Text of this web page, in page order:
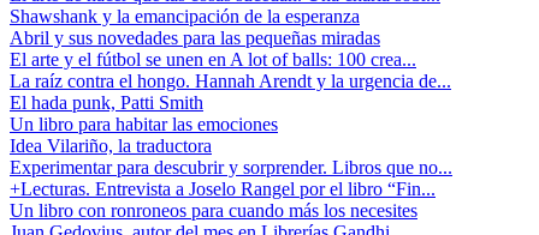
Shawshank y la emancipación de la esperanza
Abril y sus novedades para las pequeñas miradas
El arte y el fútbol se unen en A lot of balls: 100 crea...
La raíz contra el hongo. Hannah Arendt y la urgencia de...
El hada punk, Patti Smith
Un libro para habitar las emociones
Idea Vilariño, la traductora
Experimentar para descubrir y sorprender. Libros que no...
+Lecturas. Entrevista a Joselo Rangel por el libro “Fin...
Un libro con ronroneos para cuando más los necesites